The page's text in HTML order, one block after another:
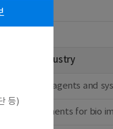
Industry
treatment agents and
and equipments for bio
등)